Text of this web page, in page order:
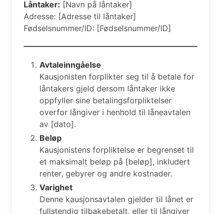
Låntaker: [Navn på låntaker]
Adresse: [Adresse til låntaker]
Fødselsnummer/ID: [Fødselsnummer/ID]
Avtaleinngåelse
Kausjonisten forplikter seg til å betale for
låntakers gjeld dersom låntaker ikke
oppfyller sine betalingsforpliktelser
overfor långiver i henhold til låneavtalen
av [dato].
Beløp
Kausjonistens forpliktelse er begrenset til
et maksimalt beløp på [beløp], inkludert
renter, gebyrer og andre kostnader.
Varighet
Denne kausjonsavtalen gjelder til lånet er
fullstendig tilbakebetalt, eller til långiver